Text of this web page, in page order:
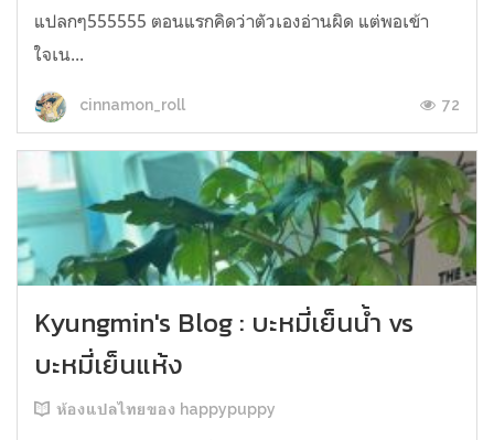
แปลกๆ555555 ตอนแรกคิดว่าตัวเองอ่านผิด แต่พอเข้า
ใจเน...
cinnamon_roll 72
Kyungmin's Blog : บะหมี่เย็นน้ำ vs
บะหมี่เย็นแห้ง
ห้องแปลไทยของ happypuppy